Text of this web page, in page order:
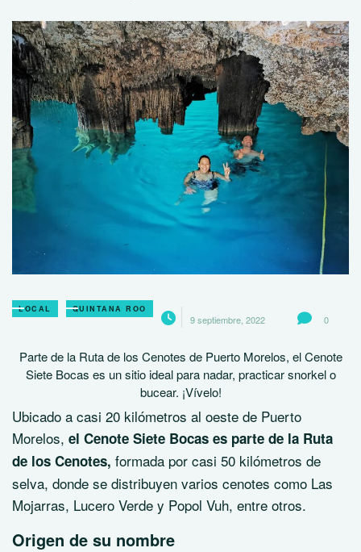
LOCAL QUINTANA ROO
9 septiembre, 2022 0
Parte de la Ruta de los Cenotes de Puerto Morelos, el Cenote
Siete Bocas es un sitio ideal para nadar, practicar snorkel o
bucear. ¡Vívelo!
Ubicado a casi 20 kilómetros al oeste de Puerto
Morelos, el Cenote Siete Bocas es parte de la Ruta
de los Cenotes, formada por casi 50 kilómetros de
selva, donde se distribuyen varios cenotes como Las
Mojarras, Lucero Verde y Popol Vuh, entre otros.
Origen de su nombre